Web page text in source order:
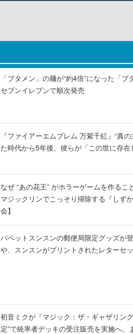
「ブタメン」の麺が“約4倍”になった「
セブンイレブンで順次発売
『ファイアーエムブレム 万紫千紅』“真
た時代から5年後、彼らが「この世に存
なぜ “あの花王” がホラーゲームを作る
マジックリンでこっそり掃除する『しず
会】
パペットスンスンの郵便局限定グッズが
や、スンスンがプリントされたレターセ
初音ミクが『マジック：ザ・ギャザリン
定”で統率者デッキの受注販売を実施へ